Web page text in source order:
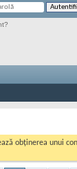
obținerea unui